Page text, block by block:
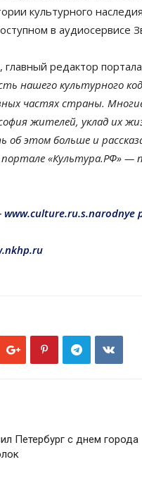
культурного
в аудиосервисе
редактор
нашего культурного
частях страны.
жителей, уклад их
об этом больше и
портале «Культура.РФ»
www.culture.ru.s.narodnye
Петербург с днем города